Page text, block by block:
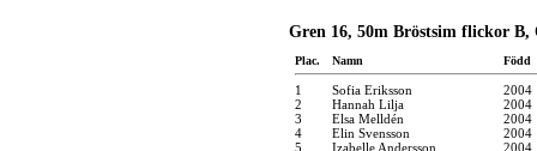
Gren 16, 50m Bröstsim flickor B,
Plac. Namn Född
1 Sofia Eriksson
2004
2
Hannah Lilja
2004
3
Elsa Melldén
2004
4
Elin Svensson
2004
5
Izabelle Andersson
2004